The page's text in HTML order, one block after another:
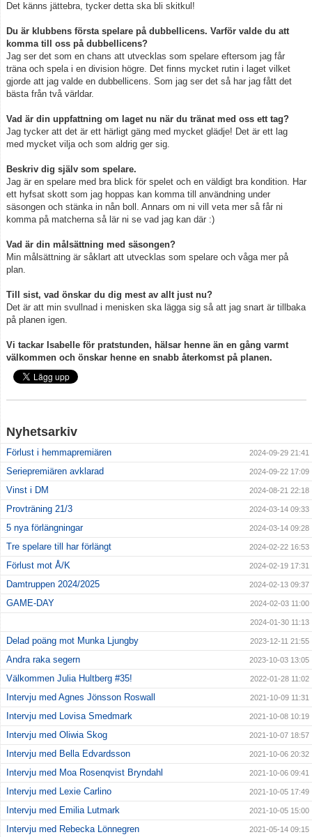
Det känns jättebra, tycker detta ska bli skitkul!
Du är klubbens första spelare på dubbellicens. Varför valde du att
komma till oss på dubbellicens?
Jag ser det som en chans att utvecklas som spelare eftersom jag får
träna och spela i en division högre. Det finns mycket rutin i laget vilket
gjorde att jag valde en dubbellicens. Som jag ser det så har jag fått det
bästa från två världar.
Vad är din uppfattning om laget nu när du tränat med oss ett tag?
Jag tycker att det är ett härligt gäng med mycket glädje! Det är ett lag
med mycket vilja och som aldrig ger sig.
Beskriv dig själv som spelare.
Jag är en spelare med bra blick för spelet och en väldigt bra kondition. Har
ett hyfsat skott som jag hoppas kan komma till användning under
säsongen och stänka in nån boll. Annars om ni vill veta mer så får ni
komma på matcherna så lär ni se vad jag kan där :)
Vad är din målsättning med säsongen?
Min målsättning är såklart att utvecklas som spelare och våga mer på
plan.
Till sist, vad önskar du dig mest av allt just nu?
Det är att min svullnad i menisken ska lägga sig så att jag snart är tillbaka
på planen igen.
Vi tackar Isabelle för pratstunden, hälsar henne än en gång varmt
välkommen och önskar henne en snabb återkomst på planen.
Nyhetsarkiv
Förlust i hemmapremiären 2024-09-29 21:41
Seriepremiären avklarad 2024-09-22 17:09
Vinst i DM 2024-08-21 22:18
Provträning 21/3 2024-03-14 09:33
5 nya förlängningar 2024-03-14 09:28
Tre spelare till har förlängt 2024-02-22 16:53
Förlust mot Å/K 2024-02-19 17:31
Damtruppen 2024/2025 2024-02-13 09:37
GAME-DAY 2024-02-03 11:00
2024-01-30 11:13
Delad poäng mot Munka Ljungby 2023-12-11 21:55
Andra raka segern 2023-10-03 13:05
Välkommen Julia Hultberg #35! 2022-01-28 11:02
Intervju med Agnes Jönsson Roswall 2021-10-09 11:31
Intervju med Lovisa Smedmark 2021-10-08 10:19
Intervju med Oliwia Skog 2021-10-07 18:57
Intervju med Bella Edvardsson 2021-10-06 20:32
Intervju med Moa Rosenqvist Bryndahl 2021-10-06 09:41
Intervju med Lexie Carlino 2021-10-05 17:49
Intervju med Emilia Lutmark 2021-10-05 15:00
Intervju med Rebecka Lönnegren 2021-05-14 09:15